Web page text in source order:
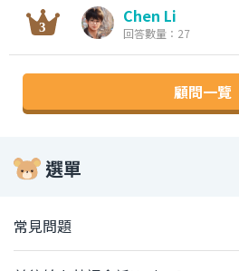
Chen Li
回答數量：27
顧問一覽
選單
常見問題